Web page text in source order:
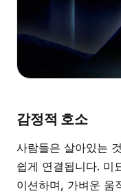
감정적 호소
사람들은 살아있는
쉽게 연결됩니다. 미
이션하며, 가벼운 움